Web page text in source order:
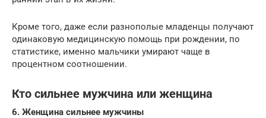
Кроме того, даже если разнополые младенцы получают
одинаковую медицинскую помощь при рождении, по
статистике, именно мальчики умирают чаще в
процентном соотношении.
Кто сильнее мужчина или женщина
6. Женщина сильнее мужчины